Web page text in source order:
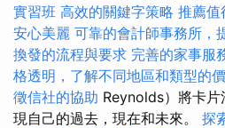
實習班 高效的關鍵字策略 推薦值
安心美麗 可靠的會計師事務所，
換發的流程與要求 完善的家事服
格透明，了解不同地區和類型的
徵信社的協助 Reynolds）將卡
現自己的過去，現在和未來。 探